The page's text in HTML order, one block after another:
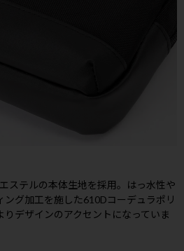
ステルの本体生地を採用。はっ水性や
グ加工を施した610Dコーデュラポリ
デザインのアクセントになっていま